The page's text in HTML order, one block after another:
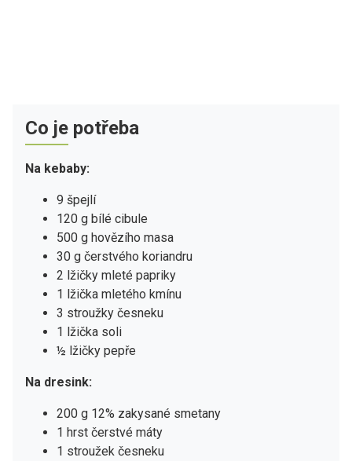
Co je potřeba
Na kebaby:
9 špejlí
120 g bílé cibule
500 g hovězího masa
30 g čerstvého koriandru
2 lžičky mleté papriky
1 lžička mletého kmínu
3 stroužky česneku
1 lžička soli
½ lžičky pepře
Na dresink:
200 g 12% zakysané smetany
1 hrst čerstvé máty
1 stroužek česneku